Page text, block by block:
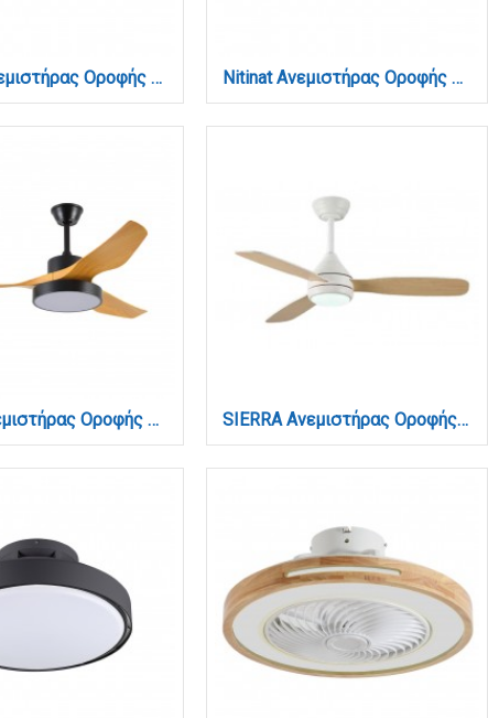
Elsinor Ανεμιστήρας Οροφής με LED 15W, DC Μοτέρ & Smart App - Μαύρο/Ξύλο (102000480) Nitinat Ανεμιστήρας Οροφής με LED 25W, DC Μοτέρ & Smart App - Total White (102000290)
Nitinat Ανεμιστήρας Οροφής με LED 25W, DC Μοτέρ & Smart App - Μαύρο/Ξύλο (102000220) SIERRA Ανεμιστήρας Οροφής με LED 20W, DC Μοτέρ & Smart App - Λευκό/Ξύλο (102000810)